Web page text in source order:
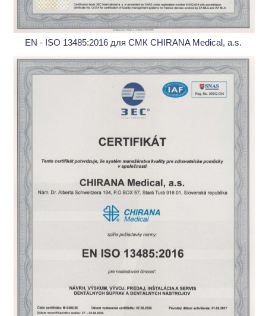
EN - ISO 13485:2016 для СМК CHIRANA Medical, a.s.